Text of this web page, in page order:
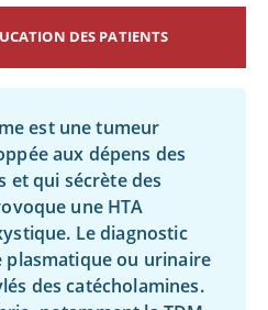
DES PATIENTS
est une tumeur
aux dépens des
et qui sécrète des
une HTA
Le diagnostic
plasmatique ou urinaire
des catécholamines.